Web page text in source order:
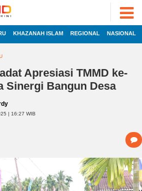
KHAZANAH ISLAM REGIONAL NASIONAL
Apresiasi TMMD ke-
Sinergi Bangun Desa
| 16:27 WIB